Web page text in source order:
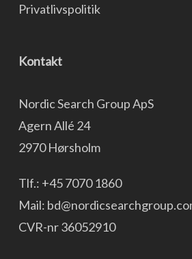
Privatlivspolitik
Kontakt
Nordic Search Group ApS
Agern Allé 24
2970 Hørsholm
Tlf.: +45 7070 1860
Mail:
CVR-nr 36052910